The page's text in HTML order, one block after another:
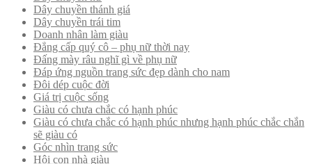
Dây chuyền thánh giá
Dây chuyền trái tim
Doanh nhân làm giàu
Đẳng cấp quý cô – phụ nữ thời nay
Đấng mày râu nghĩ gì về phụ nữ
Đáp ứng nguồn trang sức đẹp dành cho nam
Đôi dép cuộc đời
Giá trị cuộc sống
Giàu có chưa chắc có hạnh phúc
Giàu có chưa chắc có hạnh phúc nhưng hạnh phúc chắc chắn
sẽ giàu có
Góc nhìn trang sức
Hội con nhà giàu